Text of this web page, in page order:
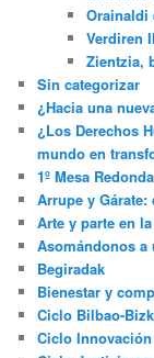
Orainaldi
Verdiren
Zientzia,
Sin categorizar
¿Hacia una
¿Los Derechos
mundo en
1º Mesa
Arrupe y
Arte y parte en
Asomándonos
Begiradak
Bienestar y
Ciclo Bilbao-
Ciclo